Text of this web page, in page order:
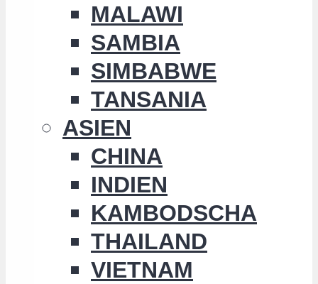
MALAWI
SAMBIA
SIMBABWE
TANSANIA
ASIEN
CHINA
INDIEN
KAMBODSCHA
THAILAND
VIETNAM